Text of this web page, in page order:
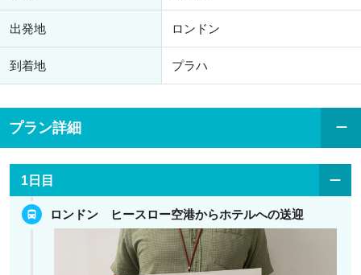
出発地 ロンドン
到着地 プラハ
プラン詳細
1日目
ロンドン ヒースロー空港からホテルへの送迎